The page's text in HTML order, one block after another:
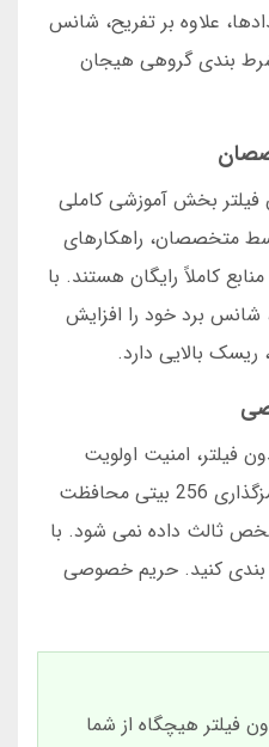
علاوه بر تفریح، شانس
شرط بندی گروهی هیجان
بخش آموزشی کاملی
متخصصان، راهکارهای
کاملاً رایگان هستند. با
برد خود را افزایش
بالایی دارد.
فیلتر، امنیت اولویت
اصلی است. تمام داده ها با رمزگذاری 256 بیتی محافظت
ثالث داده نمی شود. با
بندی کنید. حریم خصوصی
فیلتر هیچگاه از شما